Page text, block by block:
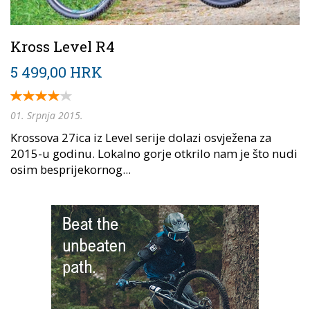
Kross Level R4
5 499,00 HRK
01. Srpnja 2015.
Krossova 27ica iz Level serije dolazi osvježena za
2015-u godinu. Lokalno gorje otkrilo nam je što nudi
osim besprijekornog...